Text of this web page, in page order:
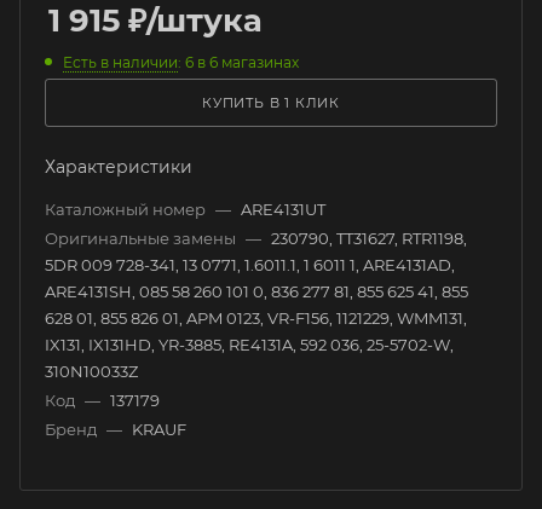
1 915 ₽/штука
Есть в наличии: 6 в 6 магазинах
КУПИТЬ В 1 КЛИК
Характеристики
Каталожный номер — ARE4131UT
Оригинальные замены — 230790, TT31627, RTR1198,
5DR 009 728-341, 13 0771, 1.6011.1, 1 6011 1, ARE4131AD,
ARE4131SH, 085 58 260 101 0, 836 277 81, 855 625 41, 855
628 01, 855 826 01, APM 0123, VR-F156, 1121229, WMM131,
IX131, IX131HD, YR-3885, RE4131A, 592 036, 25-5702-W,
310N10033Z
Код — 137179
Бренд — KRAUF